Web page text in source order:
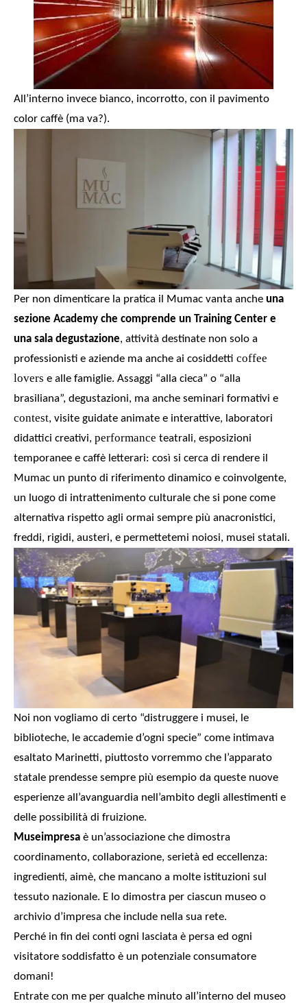
All’interno invece bianco, incorrotto, con il pavimento
color caffè (ma va?).
Per non dimenticare la pratica il Mumac vanta anche una
sezione Academy che comprende un Training Center e
una sala degustazione, attività destinate non solo a
professionisti e aziende ma anche ai cosiddetti coffee
lovers e alle famiglie. Assaggi “alla cieca” o “alla
brasiliana”, degustazioni, ma anche seminari formativi e
contest, visite guidate animate e interattive, laboratori
didattici creativi, performance teatrali, esposizioni
temporanee e caffè letterari: così si cerca di rendere il
Mumac un punto di riferimento dinamico e coinvolgente,
un luogo di intrattenimento culturale che si pone come
alternativa rispetto agli ormai sempre più anacronistici,
freddi, rigidi, austeri, e permettetemi noiosi, musei statali.
Noi non vogliamo di certo “distruggere i musei, le
biblioteche, le accademie d’ogni specie” come intimava
esaltato Marinetti, piuttosto vorremmo che l’apparato
statale prendesse sempre più esempio da queste nuove
esperienze all’avanguardia nell’ambito degli allestimenti e
delle possibilità di fruizione.
Museimpresa è un’associazione che dimostra
coordinamento, collaborazione, serietà ed eccellenza:
ingredienti, aimè, che mancano a molte istituzioni sul
tessuto nazionale. E lo dimostra per ciascun museo o
archivio d’impresa che include nella sua rete.
Perché in fin dei conti ogni lasciata è persa ed ogni
visitatore soddisfatto è un potenziale consumatore
domani!
Entrate con me per qualche minuto all’interno del museo